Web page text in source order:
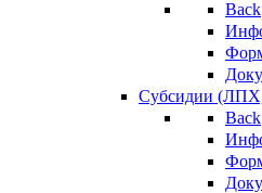
Back
Субсидии
Back